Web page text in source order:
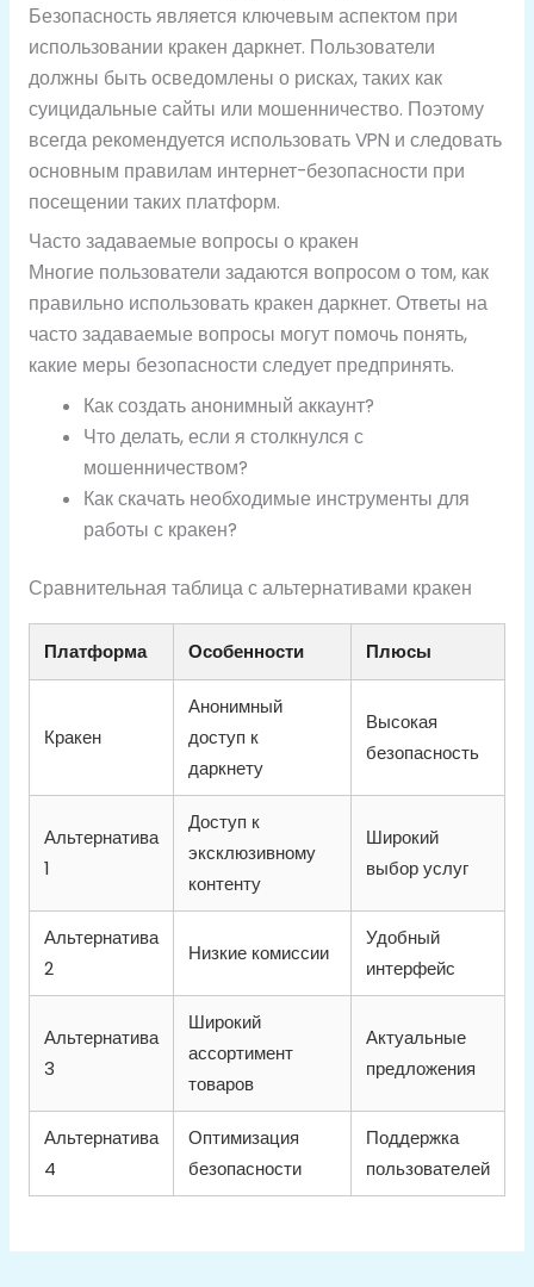
Безопасность является ключевым аспектом при
использовании кракен даркнет. Пользователи
должны быть осведомлены о рисках, таких как
суицидальные сайты или мошенничество. Поэтому
всегда рекомендуется использовать VPN и следовать
основным правилам интернет-безопасности при
посещении таких платформ.
Часто задаваемые вопросы о кракен
Многие пользователи задаются вопросом о том, как
правильно использовать кракен даркнет. Ответы на
часто задаваемые вопросы могут помочь понять,
какие меры безопасности следует предпринять.
Как создать анонимный аккаунт?
Что делать, если я столкнулся с
мошенничеством?
Как скачать необходимые инструменты для
работы с кракен?
Сравнительная таблица с альтернативами кракен
Платформа Особенности Плюсы
Кракен
Анонимный
доступ к
даркнету
Высокая
безопасность
Альтернатива
1
Доступ к
эксклюзивному
контенту
Широкий
выбор услуг
Альтернатива
2
Низкие комиссии
Удобный
интерфейс
Альтернатива
3
Широкий
ассортимент
товаров
Актуальные
предложения
Альтернатива
4
Оптимизация
безопасности
Поддержка
пользователей